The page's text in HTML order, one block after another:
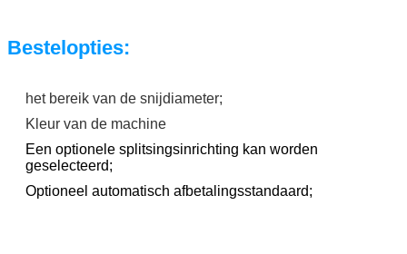
Bestelopties:
het bereik van de snijdiameter;
Kleur van de machine
Een optionele splitsingsinrichting kan worden
geselecteerd;
Optioneel automatisch afbetalingsstandaard;